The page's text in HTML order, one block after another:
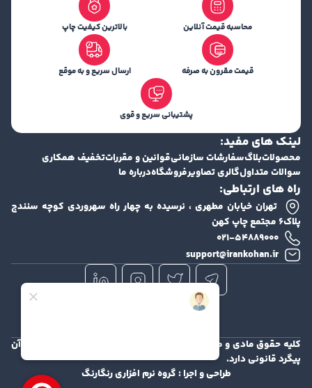
محاسبه قیمت آنلاین بالاترین کیفیت چاپ
قیمت مقرون به صرفه ارسال سریع و به موقع
پشتیبانی سریع و قوی
لینک های مفید:
محصولاتبلاگسفارشات سازمانیقوانین و مقرراتتخفیف همکاری
سوالات متداولگالری تصاویرفروشگاهدرباره ما
راه های ارتباطی:
تهران خیابان مطهری ، نرسیده به چهار راه سهروردی کوچه سنندج
پلاک۶ مجتمع چاپ کهن
۰۲۱-۵۴۸۸۹۰۰۰
support@irankohan.ir
کلیه حقوق مادی و معنوی این سایت محفوظ و هرگونه کپی برداری از آن
پیگرد قانونی دارد.
طراحی و اجرا :گروه نرم افزاری رنگارنگ